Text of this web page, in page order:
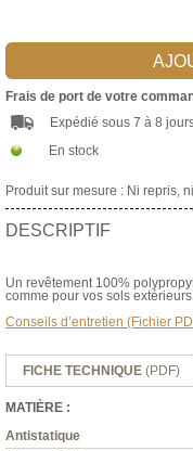
Frais de port de votre
Expédié sous 7 à 8
En stock
Produit sur mesure : Ni repris,
DESCRIPTIF
Un revêtement 100%
comme pour vos sols
Conseils d’entretien (Fichier
FICHE TECHNIQUE (PDF)
MATIÈRE :
Antistatique